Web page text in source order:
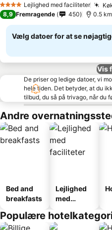
4 StjernerLejlighed med faciliteter
8,9 Fremragende 450 0.5
Vælg datoer for at se
Vis
De priser og ledige datoer, vi
hele tiden. Det betyder, at du
tilbud, du så på trivago, når du
Andre
Bed and
breakfasts
Lejlighed
med
Populære